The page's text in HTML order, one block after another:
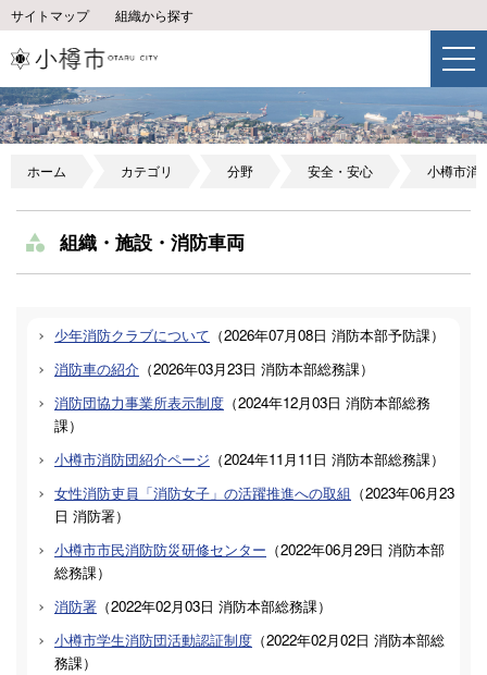
サイトマップ 組織から探す
ホーム カテゴリ 分野 安全・安心 小樽市消
組織・施設・消防車両
少年消防クラブについて （2026年07月08日 消防本部予防課）
消防車の紹介 （2026年03月23日 消防本部総務課）
消防団協力事業所表示制度 （2024年12月03日 消防本部総務
課）
小樽市消防団紹介ページ （2024年11月11日 消防本部総務課）
女性消防吏員「消防女子」の活躍推進への取組 （2023年06月23
日 消防署）
小樽市市民消防防災研修センター （2022年06月29日 消防本部
総務課）
消防署 （2022年02月03日 消防本部総務課）
小樽市学生消防団活動認証制度 （2022年02月02日 消防本部総
務課）